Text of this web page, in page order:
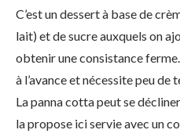
C’est un dessert à base de
lait) et de sucre auxquels on
obtenir une consistance
à l’avance et nécessite peu de
La panna cotta peut se
la propose ici servie avec un